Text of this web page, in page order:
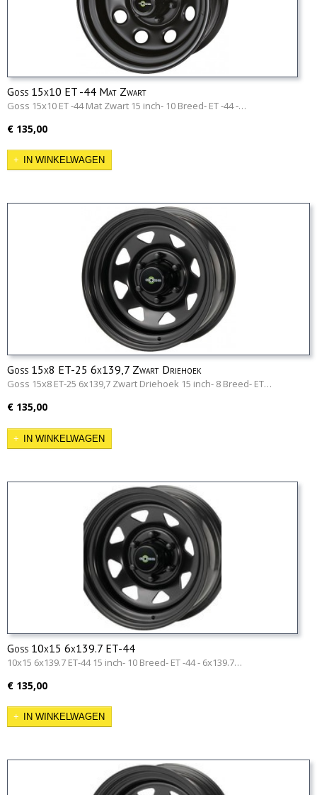
Goss 15x10 ET -44 Mat Zwart
Goss 15x10 ET -44 Mat Zwart 15 inch- 10 Breed- ET -44 -…
€ 135,00
IN WINKELWAGEN
Goss 15x8 ET-25 6x139,7 Zwart Driehoek
Goss 15x8 ET-25 6x139,7 Zwart Driehoek 15 inch- 8 Breed- ET…
€ 135,00
IN WINKELWAGEN
Goss 10x15 6x139.7 ET-44
10x15 6x139.7 ET-44 15 inch- 10 Breed- ET -44 - 6x139.7…
€ 135,00
IN WINKELWAGEN